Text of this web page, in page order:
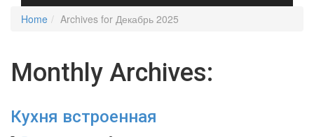
Home
Archives for Декабрь 2025
Monthly Archives:
Кухня встроенная